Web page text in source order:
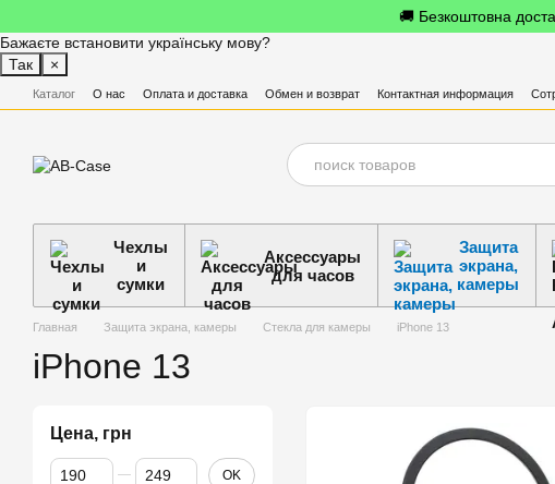
🚚 Безкоштовна
Бажаєте встановити українську мову?
Так
×
Каталог О нас Оплата и доставка Обмен и возврат Контактная информация
Чехлы
и
сумки
Аксессуары
для часов
Защита
экрана,
камеры
Главная Защита экрана, камеры Cтекла для камеры iPhone 13
iPhone 13
Цена, грн
От Цена, грн
До Цена, грн OK